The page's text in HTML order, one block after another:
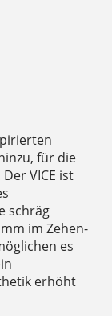
für die
VICE ist
schräg
im Zehen-
es
erhöht